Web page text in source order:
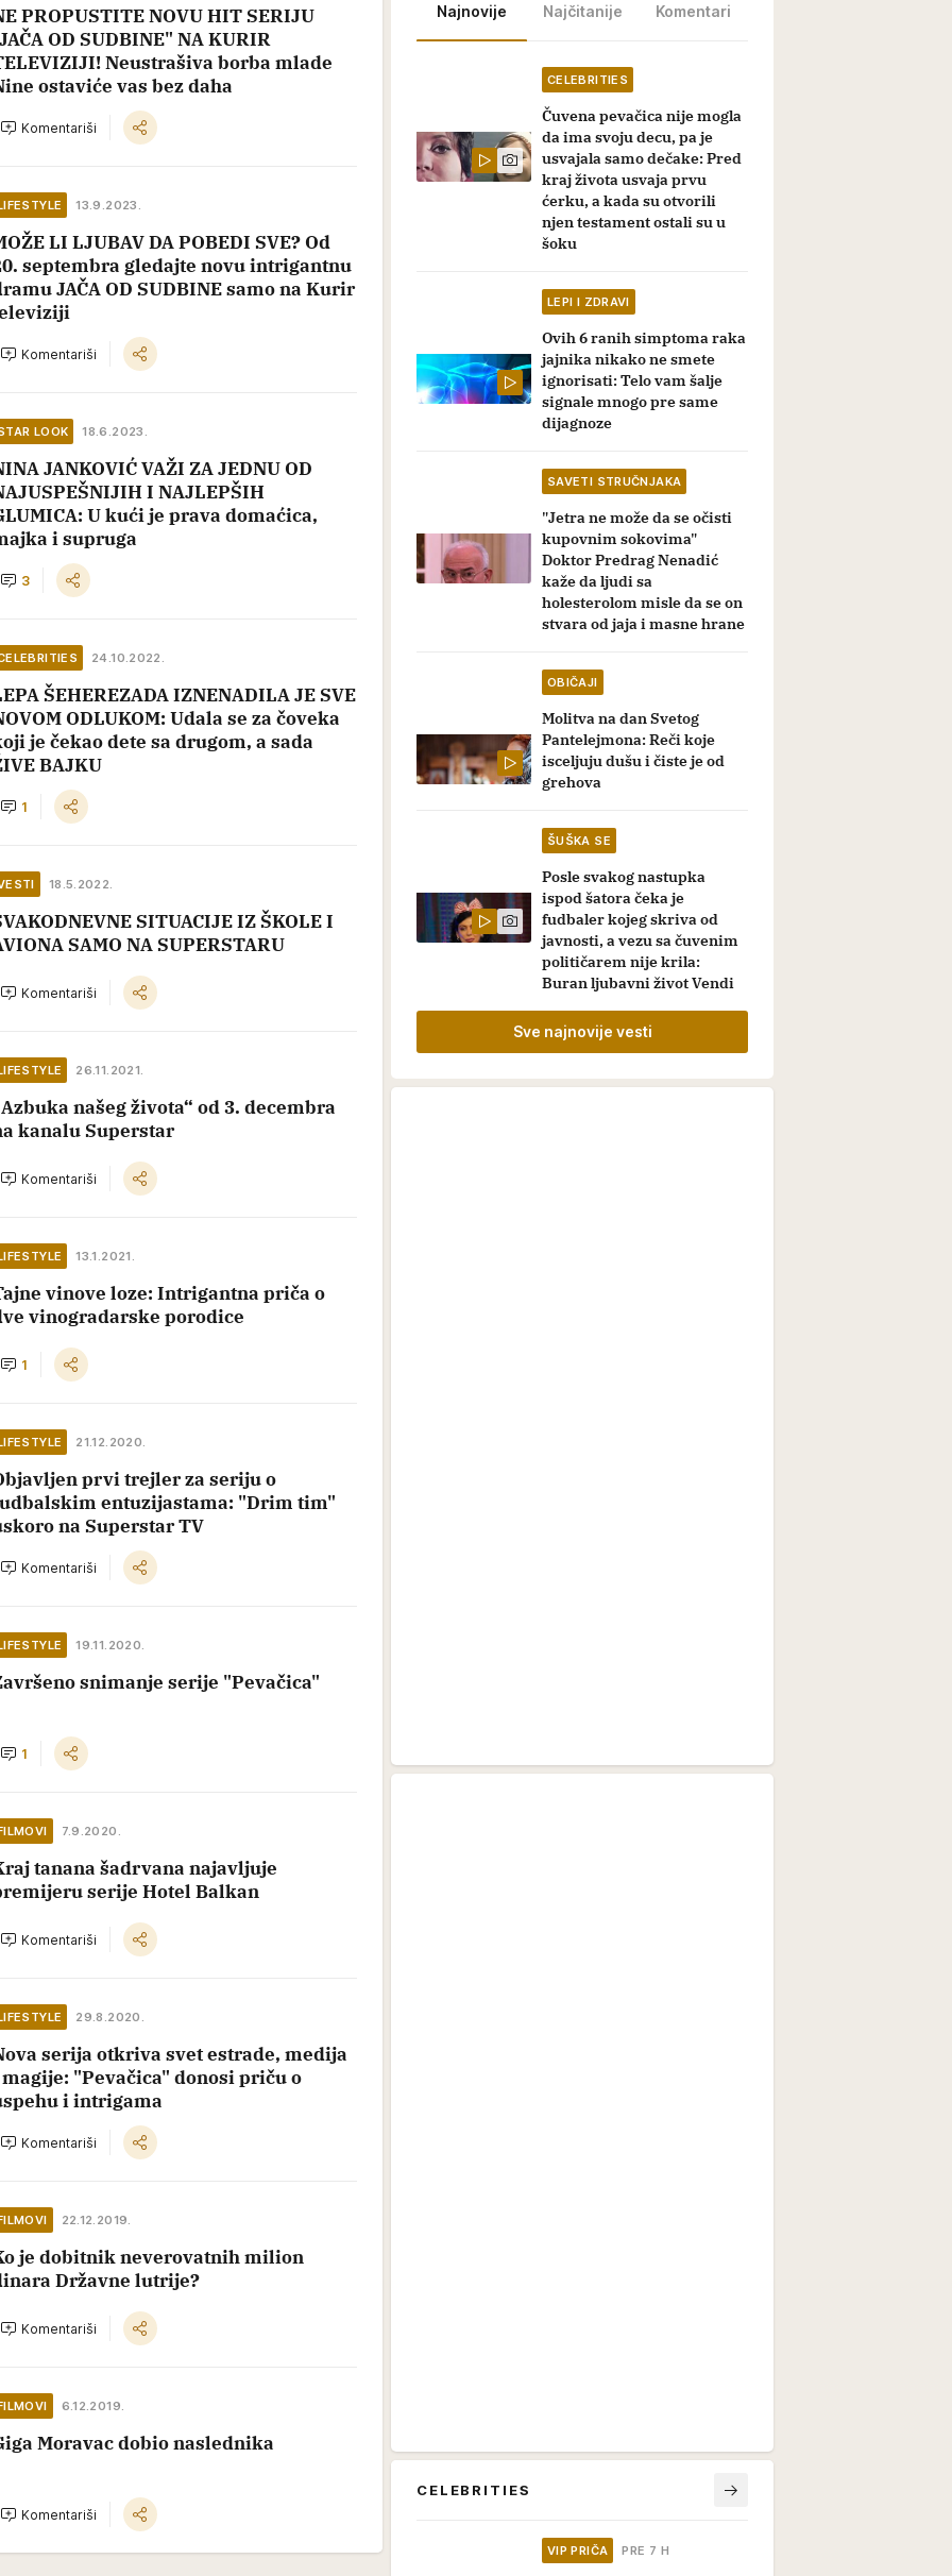
PROPUSTITE NOVU HIT SERIJU
OD SUDBINE" NA KURIR
Neustrašiva borba mlade
ostaviće vas bez daha
Komentariši
13.9.2023.
LI LJUBAV DA POBEDI SVE? Od
septembra gledajte novu intrigantnu
JAČA OD SUDBINE samo na Kurir
Komentariši
LOOK 18.6.2023.
JANKOVIĆ VAŽI ZA JEDNU OD
I NAJLEPŠIH
U kući je prava domaćica,
i supruga
3
24.10.2022.
ŠEHEREZADA IZNENADILA JE SVE
ODLUKOM: Udala se za čoveka
je čekao dete sa drugom, a sada
BAJKU
1
18.5.2022.
SITUACIJE IZ ŠKOLE I
SAMO NA SUPERSTARU
Komentariši
26.11.2021.
našeg života“ od 3. decembra
kanalu Superstar
Komentariši
13.1.2021.
vinove loze: Intrigantna priča o
vinogradarske porodice
1
21.12.2020.
prvi trejler za seriju o
entuzijastama: "Drim tim"
na Superstar TV
Komentariši
19.11.2020.
snimanje serije "Pevačica"
1
7.9.2020.
tanana šadrvana najavljuje
serije Hotel Balkan
Komentariši
29.8.2020.
serija otkriva svet estrade, medija
"Pevačica" donosi priču o
i intrigama
Komentariši
22.12.2019.
je dobitnik neverovatnih milion
Državne lutrije?
Komentariši
6.12.2019.
Moravac dobio naslednika
Komentariši
Najnovije Najčitanije Komentari
CELEBRITIES
Čuvena pevačica nije mogla
da ima svoju decu, pa je
usvajala samo dečake: Pred
kraj života usvaja prvu
ćerku, a kada su otvorili
njen testament ostali su u
šoku
LEPI I ZDRAVI
Ovih 6 ranih simptoma raka
jajnika nikako ne smete
ignorisati: Telo vam šalje
signale mnogo pre same
dijagnoze
SAVETI STRUČNJAKA
"Jetra ne može da se očisti
kupovnim sokovima"
Doktor Predrag Nenadić
kaže da ljudi sa
holesterolom misle da se on
stvara od jaja i masne hrane
OBIČAJI
Molitva na dan Svetog
Pantelejmona: Reči koje
isceljuju dušu i čiste je od
grehova
ŠUŠKA SE
Posle svakog nastupka
ispod šatora čeka je
fudbaler kojeg skriva od
javnosti, a vezu sa čuvenim
političarem nije krila:
Buran ljubavni život Vendi
Sve najnovije vesti
CELEBRITIES
VIP PRIČA PRE 7 H